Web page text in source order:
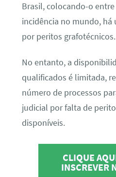
Brasil, colocando-o
incidência no mundo, há
por peritos grafotécnicos.
No entanto, a
qualificados é limitada,
número de processos
judicial por falta de
disponíveis.
CLIQUE
INSCREVER